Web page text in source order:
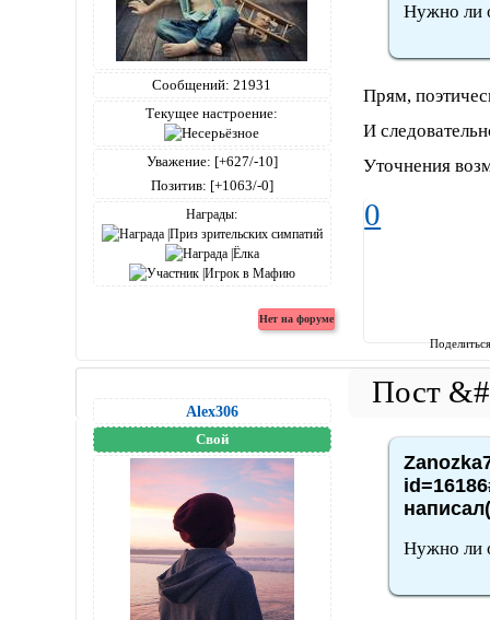
Сообщений: 21931
Текущее настроение:
Уважение: [+627/-10]
Позитив: [+1063/-0]
Награды:
Нужно ли
Прям,
И
Уточнения
0
Alex306
Свой
Нужно ли